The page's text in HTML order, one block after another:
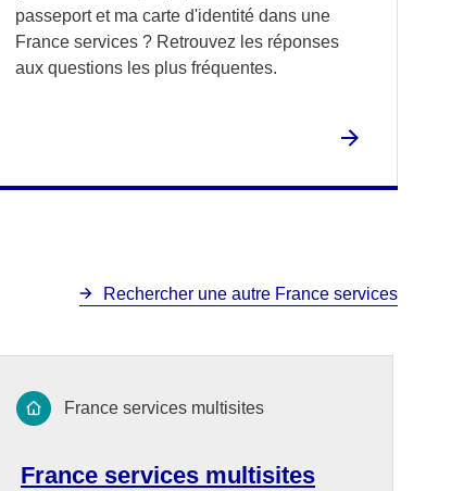
passeport et ma carte d'identité dans une
France services ? Retrouvez les réponses
aux questions les plus fréquentes.
Rechercher une autre France services
France services multisites
France services multisites